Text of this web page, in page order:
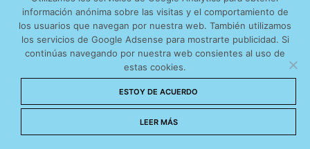
que ella hace parecen auténticos. Y añade: “si uno tiene
recuerdos auténticos, tiene respuestas humanas
reales”. Durante la conversación aclaran que para
distinguir un recuerdo real de uno creado hay que
fijarse en las emociones, que son la clave para recordar.
Después ella le descubre que su recuerdo no es un
mero implante, sino que es un recuerdo real de algo
que ocurrió. K, al saberlo, se deja llevar por la rabia,
información anónima sobre las visitas y el comportamiento de
los usuarios que navegan por nuestra web. También utilizamos
los servicios de Google Adsense para mostrarte publicidad. Si
continúas navegando por nuestra web consientes al uso de
estas cookies.
ESTOY DE ACUERDO
LEER MÁS
tráfico web que recibimos y conocer los servicios que
más os interesan. Puede cambiar las preferencias y
obtener más información sobre las cookies que
utilizamos en nuestra Política de cookies
Aceptar cookies
No permitir cookies